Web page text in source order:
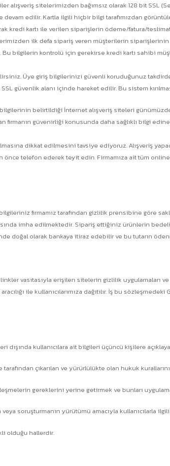
alışveriş sitelerimizden bağımsız olarak 128 bit
devam edilir. Kartla ilgili hiçbir bilgi tarafımızdan
kredi kartı ile verilen siparişlerin ödeme/fatura/
ilk defa sipariş veren müşterilerin
bilgilerin kontrolü için gerekirse kredi kartı sahibi
Üye giriş bilgilerinizi güvenli koruduğunuz
güvenlik alanı içinde hareket edilir. Bu sistem
belirtildiği İnternet alışveriş siteleri
firmanın güvenirliği konusunda daha sağlıklı bilgi
dikkat edilmesini tavsiye ediyoruz. Alışveriş
telefon ederek teyit edin. Firmamıza ait tüm
firmamız tarafından gizlilik prensibine göre
imha edilmektedir. Sipariş ettiğiniz ürünlerin
doğal olarak bankaya itiraz edebilir ve bu tutarın
vasıtasıyla erişilen sitelerin gizlilik uygulamaları
ile kullanıcılarımıza dağıtılır. İş bu
dışında kullanıcılara ait bilgileri üçüncü kişilere
çıkarılan ve yürürlülükte olan hukuk
gereklerini yerine getirmek ve bunları
soruşturmanın yürütümü amacıyla kullanıcılarla
olduğu hallerdir.